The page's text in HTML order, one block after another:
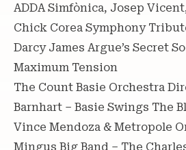
ADDA Simfònica, Josep
Chick Corea Symphony
Darcy James Argue’s Secret
Maximum Tension
The Count Basie Orchestra
Barnhart – Basie Swings The
Vince Mendoza & Metropole
Mingus Big Band – The